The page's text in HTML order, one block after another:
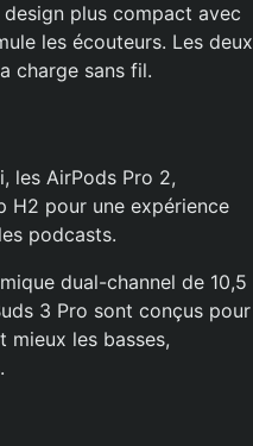
plus compact avec
les écouteurs. Les deux
charge sans fil.
les AirPods Pro 2,
H2 pour une expérience
podcasts.
dual-channel de 10,5
3 Pro sont conçus pour
mieux les basses,